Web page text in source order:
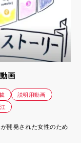
画
説明用動画
開発された女性のため